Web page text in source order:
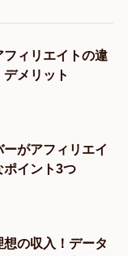
フィリエイトの違
メリット
がアフィリエイ
ポイント3つ
の収入！データ